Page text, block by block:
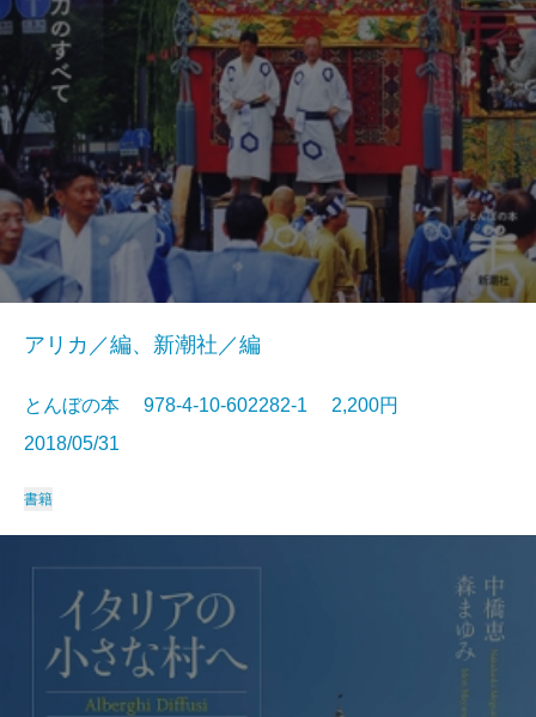
アリカ／編、新潮社／編
とんぼの本 978-4-10-602282-1 2,200円
2018/05/31
書籍